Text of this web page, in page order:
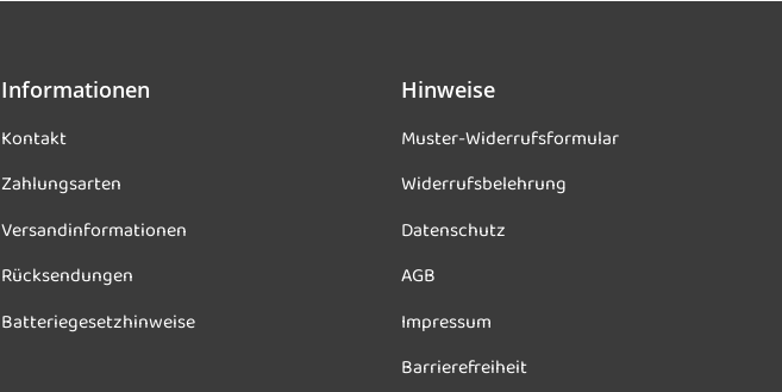
Informationen
Kontakt
Zahlungsarten
Versandinformationen
Rücksendungen
Batteriegesetzhinweise
Hinweise
Muster-Widerrufsformular
Widerrufsbelehrung
Datenschutz
AGB
Impressum
Barrierefreiheit